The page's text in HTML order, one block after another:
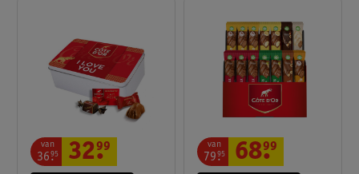
van
36.
95 32.
99 van
79.
95 68.
99